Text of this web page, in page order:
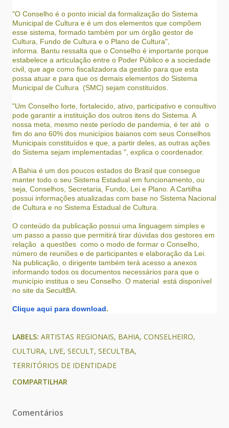
"O Conselho é o ponto inicial da formalização do Sistema
Municipal de Cultura e é um dos elementos que compõem
esse sistema, formado também por um órgão gestor de
Cultura, Fundo de Cultura e o Plano de Cultura",
informa. Bantu ressalta que o Conselho é importante porque
estabelece a articulação entre o Poder Público e a sociedade
civil, que age como fiscalizadora da gestão para que esta
possa atuar e para que os demais elementos do Sistema
Municipal de Cultura (SMC) sejam constituídos.
"Um Conselho forte, fortalecido, ativo, participativo e consultivo
pode garantir a instituição dos outros itens do Sistema. A
nossa meta, mesmo neste período de pandemia, é ter até o
fim do ano 60% dos municípios baianos com seus Conselhos
Municipais constituídos e que, a partir deles, as outras ações
do Sistema sejam implementadas ", explica o coordenador.
A Bahia é um dos poucos estados do Brasil que consegue
manter todo o seu Sistema Estadual em funcionamento, ou
seja, Conselhos, Secretaria, Fundo, Lei e Plano. A Cartilha
possui informações atualizadas com base no Sistema Nacional
de Cultura e no Sistema Estadual de Cultura.
O conteúdo da publicação possui uma linguagem simples e
um passo a passo que permitirá tirar dúvidas dos gestores em
relação a questões como o modo de formar o Conselho,
número de reuniões e de participantes e elaboração da Lei.
Na publicação, o dirigente também terá acesso a anexos
informando todos os documentos necessários para que o
município institua o seu Conselho. O material está disponível
no site da SecultBA.
Clique aqui para download.
LABELS: ARTISTAS REGIONAIS BAHIA CONSELHEIRO
CULTURA LIVE SECULT SECULTBA
TERRITÓRIOS DE IDENTIDADE
COMPARTILHAR
Comentários